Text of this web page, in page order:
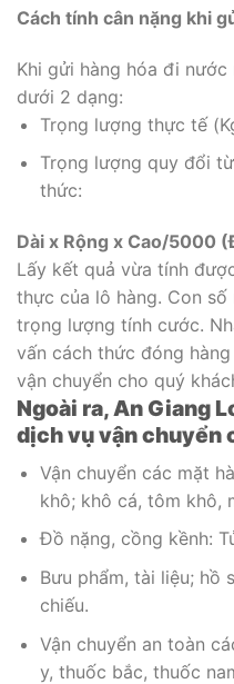
Cách tính cân nặng khi
Khi gửi hàng hóa đi
dưới 2 dạng:
Trọng lượng thực tế
Trọng lượng quy đổi
thức:
Dài x Rộng x Cao/5000
Lấy kết quả vừa tính
thực của lô hàng. Con
trọng lượng tính cước.
vấn cách thức đóng
vận chuyển cho quý
Ngoài ra, An Giang
dịch vụ vận chuyển
Vận chuyển các mặt
khô; khô cá, tôm khô,
Đồ nặng, cồng kềnh:
Bưu phẩm, tài liệu; hồ
chiếu.
Vận chuyển an toàn
y, thuốc bắc, thuốc